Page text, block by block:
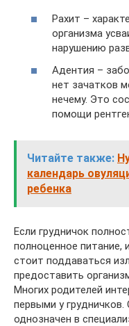
Рахит –
организма
нарушению
Адентия –
нет зачатков
нечему. Это
помощи
Читайте также:
календарь
ребенка
Если грудничок
полноценное питание,
стоит поддаваться
предоставить
Многих родителей
первыми у
однозначен в